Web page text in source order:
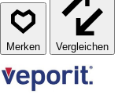
Vergleichen